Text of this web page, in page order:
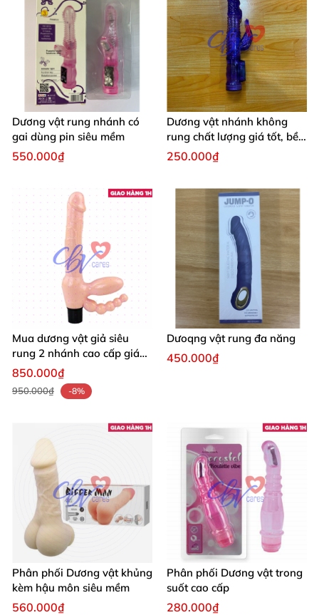
Dương vật rung nhánh có
gai dùng pin siêu mềm
550.000₫
Dương vật nhánh không
rung chất lượng giá tốt, bền
bỉ
250.000₫
Mua dương vật giả siêu
rung 2 nhánh cao cấp giá
ưu đãi
850.000₫
950.000₫ -8%
Dưoqng vật rung đa năng
450.000₫
Phân phối Dương vật khủng
kèm hậu môn siêu mềm
560.000₫
Phân phối Dương vật trong
suốt cao cấp
280.000₫